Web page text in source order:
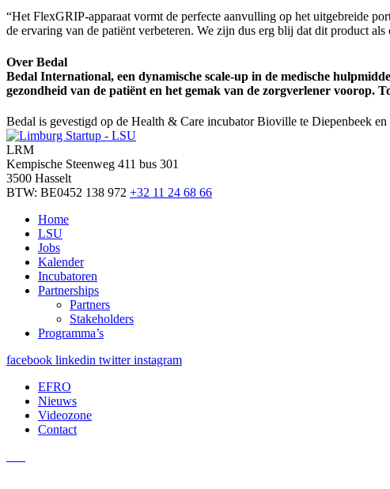
“Het FlexGRIP-apparaat vormt de perfecte aanvulling op het uitgebreide
de ervaring van de patiënt verbeteren. We zijn dus erg blij dat dit product
Over Bedal
Bedal International, een dynamische scale-up in de medische
gezondheid van de patiënt en het gemak van de zorgverlener voorop.
Bedal is gevestigd op de Health & Care incubator Bioville te Diepenbeek
LRM
Kempische Steenweg 411 bus 301
3500 Hasselt
BTW: BE0452 138 972 +32 11 24 68 66
Home
LSU
Jobs
Kalender
Incubatoren
Partnerships
Partners
Stakeholders
Programma’s
facebook linkedin twitterinstagram
EFRO
Nieuws
Videozone
Contact